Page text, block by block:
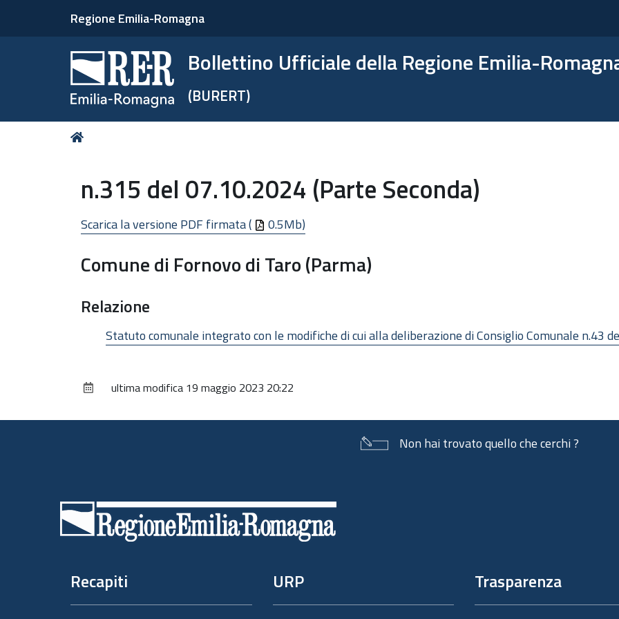
Regione Emilia-Romagna
Bollettino Ufficiale della Regione Emilia-
(BURERT)
Tu
n.315 del 07.10.2024 (Parte Seconda)
Scarica la versione PDF firmata ( 0.5Mb)
Comune di Fornovo di Taro (Parma)
Relazione
Statuto comunale integrato con le modifiche di cui alla deliberazione di Consiglio Comunale n.43
ultima modifica 19 maggio 2023 20:22
Non hai trovato quello che cerchi ?
Recapiti URP Trasparenza